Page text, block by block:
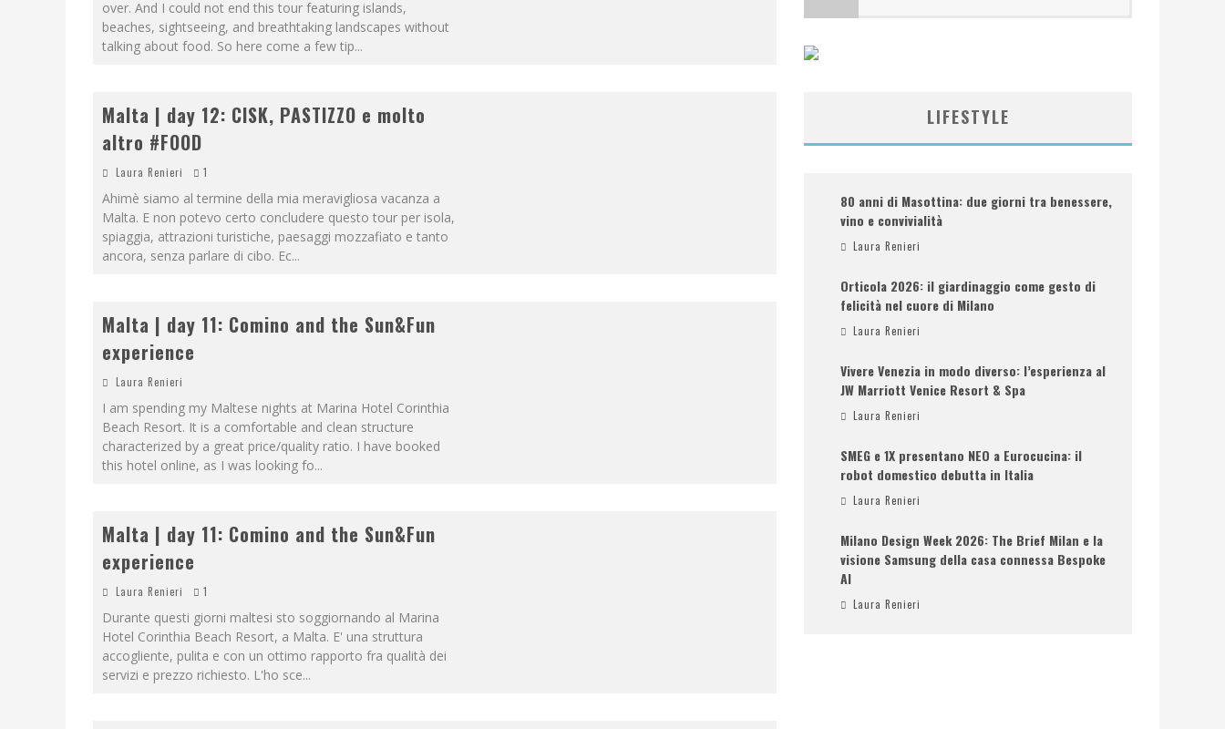
over. And I could not end this tour featuring islands,
beaches, sightseeing, and breathtaking landscapes without
talking about food. So here come a few tip...
Malta | day 12: CISK, PASTIZZO e molto
altro #FOOD
Laura Renieri 1
Ahimè siamo al termine della mia meravigliosa vacanza a
Malta. E non potevo certo concludere questo tour per isola,
spiaggia, attrazioni turistiche, paesaggi mozzafiato e tanto
ancora, senza parlare di cibo. Ec...
Malta | day 11: Comino and the Sun&Fun
experience
Laura Renieri
I am spending my Maltese nights at Marina Hotel Corinthia
Beach Resort. It is a comfortable and clean structure
characterized by a great price/quality ratio. I have booked
this hotel online, as I was looking fo...
Malta | day 11: Comino and the Sun&Fun
experience
Laura Renieri 1
Durante questi giorni maltesi sto soggiornando al Marina
Hotel Corinthia Beach Resort, a Malta. E' una struttura
accogliente, pulita e con un ottimo rapporto fra qualità dei
servizi e prezzo richiesto. L'ho sce...
LIFESTYLE
80 anni di Masottina: due giorni tra benessere,
vino e convivialità
Laura Renieri
Orticola 2026: il giardinaggio come gesto di
felicità nel cuore di Milano
Laura Renieri
Vivere Venezia in modo diverso: l’esperienza al
JW Marriott Venice Resort & Spa
Laura Renieri
SMEG e 1X presentano NEO a Eurocucina: il
robot domestico debutta in Italia
Laura Renieri
Milano Design Week 2026: The Brief Milan e la
visione Samsung della casa connessa Bespoke
AI
Laura Renieri